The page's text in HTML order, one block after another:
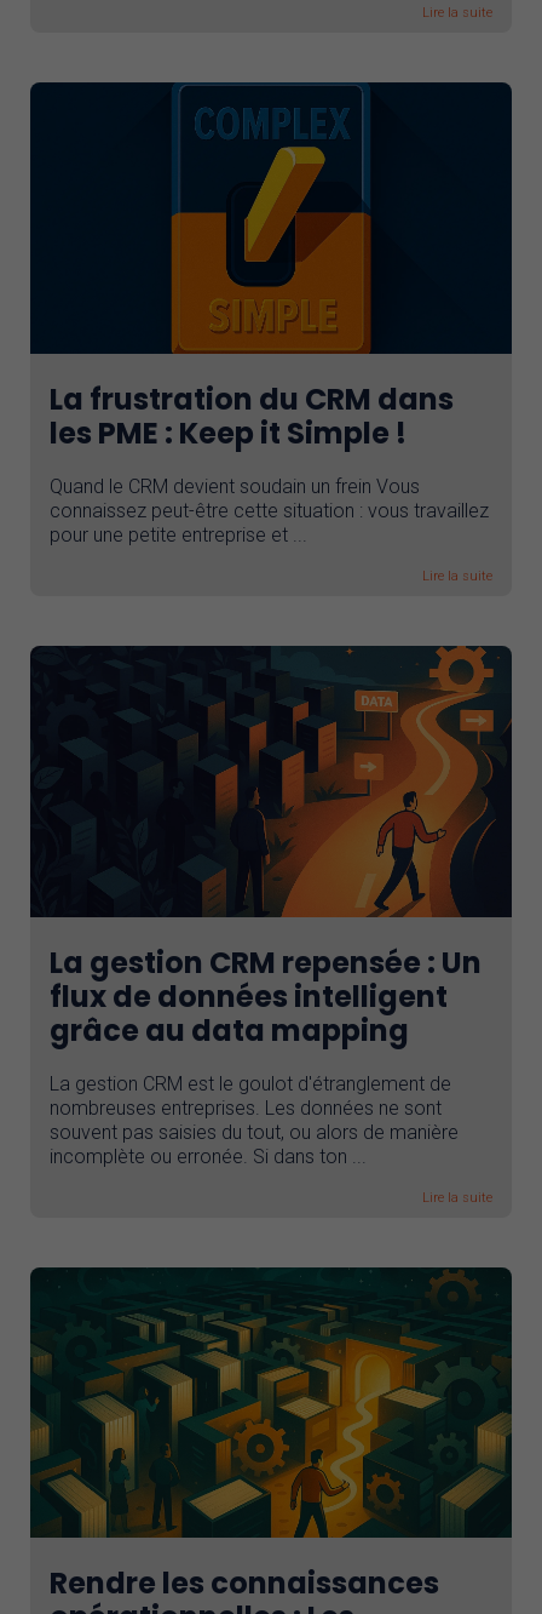
Lire la suite
La frustration du CRM dans
les PME : Keep it Simple !
Quand le CRM devient soudain un frein Vous
connaissez peut-être cette situation : vous travaillez
pour une petite entreprise et ...
Lire la suite
La gestion CRM repensée : Un
flux de données intelligent
grâce au data mapping
La gestion CRM est le goulot d'étranglement de
nombreuses entreprises. Les données ne sont
souvent pas saisies du tout, ou alors de manière
incomplète ou erronée. Si dans ton ...
Lire la suite
Rendre les connaissances